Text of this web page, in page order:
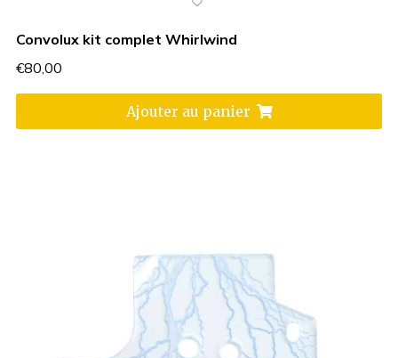
Convolux kit complet Whirlwind
€80,00
Ajouter au panier